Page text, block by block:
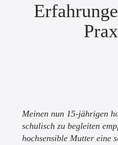
Meinen nun 15-jährigen
schulisch zu begleiten
hochsensible Mutter eine